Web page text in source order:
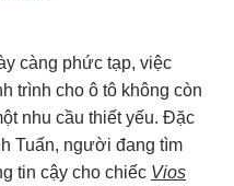
càng phức tạp, việc
trình cho ô tô không còn
nhu cầu thiết yếu. Đặc
Tuấn, người đang tìm
tin cậy cho chiếc Vios